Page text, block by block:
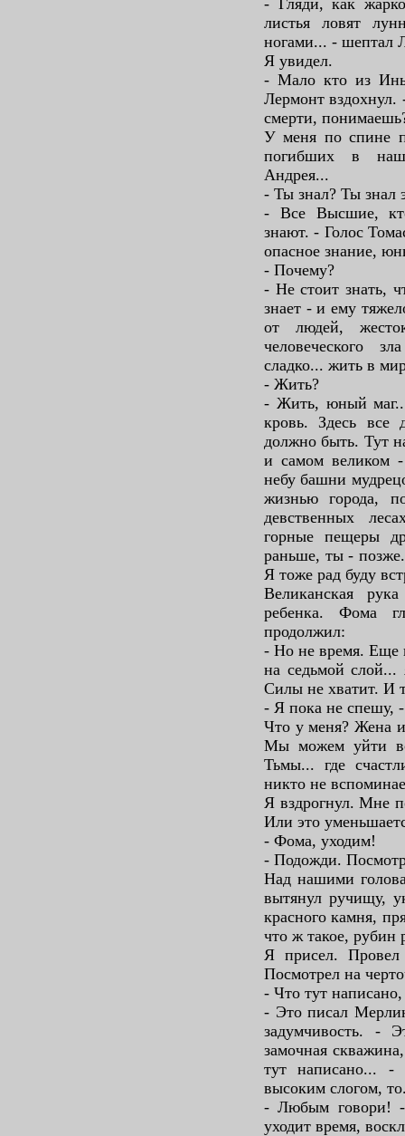
листья ловят
ногами... - шептал
Я увидел.
- Мало кто из
Лермонт
смерти,
У меня по спине
погибших в
Андрея...
- Ты знал? Ты знал
- Все Высшие,
знают. - Голос
опасное знание,
- Почему?
- Не стоит знать,
знает - и ему
от людей,
человеческого
сладко... жить в
- Жить?
- Жить, юный
кровь. Здесь все
должно быть. Тут
и самом великом -
небу башни
жизнью города,
девственных
горные пещеры
раньше, ты -
Я тоже рад буду
Великанская
ребенка. Фома
продолжил:
- Но не время. Еще
на седьмой
Силы не хватит. И
- Я пока не спешу,
Что у меня? Жена
Мы можем уйти
Тьмы... где
никто не
Я вздрогнул. Мне
Или это
- Фома, уходим!
- Подожди.
Над нашими
вытянул ручищу,
красного камня,
что ж такое, рубин
Я присел. Провел
Посмотрел на
- Что тут
- Это писал
задумчивость. -
замочная
тут написано...
высоким слогом,
- Любым говори! -
уходит время,